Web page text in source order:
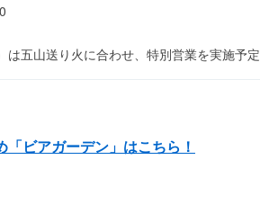
は五山送り火に合わせ、特別営業を実施予定
「ビアガーデン」はこちら！